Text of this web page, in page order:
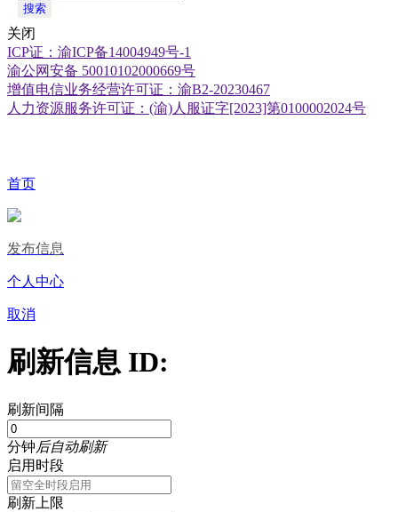
搜索
关闭
ICP证：渝ICP备14004949号-1
渝公网安备 50010102000669号
增值电信业务经营许可证：渝B2-20230467
人力资源服务许可证：(渝)人服证字[2023]第0100002024号
首页
发布信息
个人中心
取消
刷新信息 ID:
刷新间隔
分钟后自动刷新
启用时段
刷新上限